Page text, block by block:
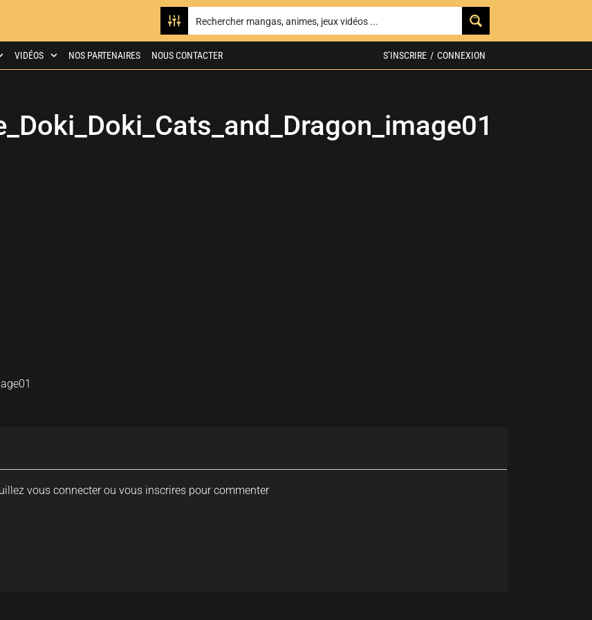
VIDÉOS NOS PARTENAIRES NOUS CONTACTER S’INSCRIRE / CONNEXION
vous connecter ou vous inscrires pour commenter